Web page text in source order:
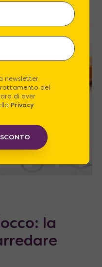
la
newsletter
dei
di aver
Privacy